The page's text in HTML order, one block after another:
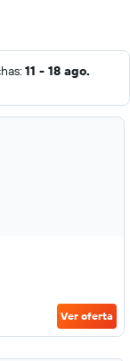
11 - 18 ago.
Ver oferta